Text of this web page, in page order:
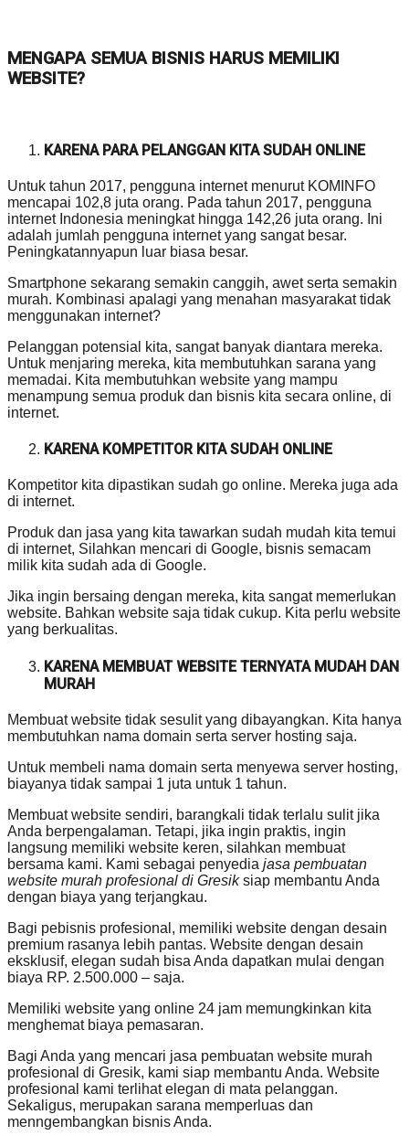
MENGAPA SEMUA BISNIS HARUS MEMILIKI
WEBSITE?
KARENA PARA PELANGGAN KITA SUDAH ONLINE
Untuk tahun 2017, pengguna internet menurut KOMINFO
mencapai 102,8 juta orang. Pada tahun 2017, pengguna
internet Indonesia meningkat hingga 142,26 juta orang. Ini
adalah jumlah pengguna internet yang sangat besar.
Peningkatannyapun luar biasa besar.
Smartphone sekarang semakin canggih, awet serta semakin
murah. Kombinasi apalagi yang menahan masyarakat tidak
menggunakan internet?
Pelanggan potensial kita, sangat banyak diantara mereka.
Untuk menjaring mereka, kita membutuhkan sarana yang
memadai. Kita membutuhkan website yang mampu
menampung semua produk dan bisnis kita secara online, di
internet.
KARENA KOMPETITOR KITA SUDAH ONLINE
Kompetitor kita dipastikan sudah go online. Mereka juga ada
di internet.
Produk dan jasa yang kita tawarkan sudah mudah kita temui
di internet, Silahkan mencari di Google, bisnis semacam
milik kita sudah ada di Google.
Jika ingin bersaing dengan mereka, kita sangat memerlukan
website. Bahkan website saja tidak cukup. Kita perlu website
yang berkualitas.
KARENA MEMBUAT WEBSITE TERNYATA MUDAH DAN
MURAH
Membuat website tidak sesulit yang dibayangkan. Kita hanya
membutuhkan nama domain serta server hosting saja.
Untuk membeli nama domain serta menyewa server hosting,
biayanya tidak sampai 1 juta untuk 1 tahun.
Membuat website sendiri, barangkali tidak terlalu sulit jika
Anda berpengalaman. Tetapi, jika ingin praktis, ingin
langsung memiliki website keren, silahkan membuat
bersama kami. Kami sebagai penyedia jasa pembuatan
website murah profesional di Gresiksiap membantu Anda
dengan biaya yang terjangkau.
Bagi pebisnis profesional, memiliki website dengan desain
premium rasanya lebih pantas. Website dengan desain
eksklusif, elegan sudah bisa Anda dapatkan mulai dengan
biaya RP. 2.500.000 – saja.
Memiliki website yang online 24 jam memungkinkan kita
menghemat biaya pemasaran.
Bagi Anda yang mencari jasa pembuatan website murah
profesional di Gresik, kami siap membantu Anda. Website
profesional kami terlihat elegan di mata pelanggan.
Sekaligus, merupakan sarana memperluas dan
menngembangkan bisnis Anda.